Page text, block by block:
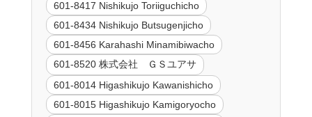
601-8417 Nishikujo Toriiguchicho
601-8434 Nishikujo Butsugenjicho
601-8456 Karahashi Minamibiwacho
601-8520 株式会社 ＧＳユアサ
601-8014 Higashikujo Kawanishicho
601-8015 Higashikujo Kamigoryocho